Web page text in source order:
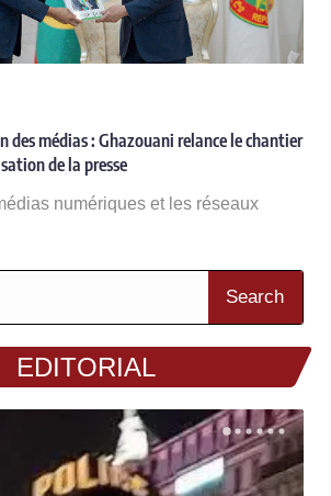
des médias : Ghazouani relance le chantier
de la presse
numériques et les réseaux
Search
EDITORIAL